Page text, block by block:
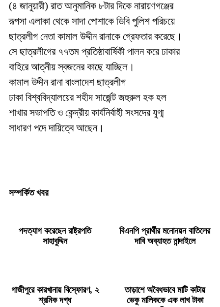
(৪ জানুয়ারী) রাত আনুমানিক ৮টার দিকে নারায়ণগঞ্জের
রূপসা এলাকা থেকে সাদা পোশাকে ডিবি পুলিশ পরিচয়ে
ছাত্রলীগ নেতা কামাল উদ্দীন রানাকে গ্রেফতার করেছে।
সে ছাত্রলীগের ৭৭তম প্রতিষ্ঠাবার্ষিকী পালন করে ঢাকার
বাহিরে আত্নীয় স্বজনের কাছে যাচ্ছিল।
কামাল উদ্দীন রানা বাংলাদেশ ছাত্রলীগ
ঢাকা বিশ্ববিদ্যালয়ের শহীদ সার্জেন্ট জহুরুল হক হল
শাখার সভাপতি ও কেন্দ্রীয় কার্যনির্বাহী সংসদের যুগ্ম
সাধারণ পদে দায়িত্বে আছেন।
সম্পর্কিত খবর
পদত্যাগ করেছেন রাষ্ট্রপতি
সাহাবুদ্দিন
বিএনপি প্রার্থীর মনোনয়ন বাতিলের
দাবি অব্যাহত নান্দাইলে
গাজীপুরে কারখানায় বিস্ফোরণ, ২
শ্রমিক দগ্ধ
তাড়াশে অবৈধভাবে মাটি কাটায়
ভেকু মালিককে এক লাখ টাকা